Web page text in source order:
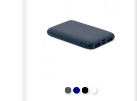
DONKERGRIJS
ZWART
WIT